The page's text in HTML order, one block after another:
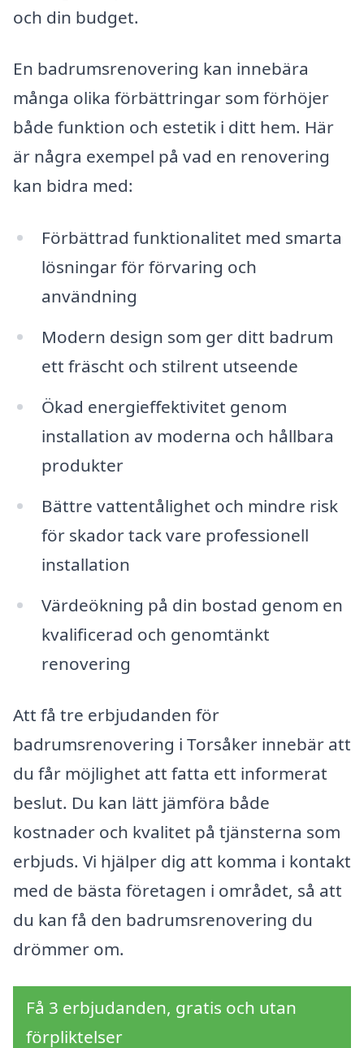
och din budget.
En badrumsrenovering kan innebära
många olika förbättringar som förhöjer
både funktion och estetik i ditt hem. Här
är några exempel på vad en renovering
kan bidra med:
Förbättrad funktionalitet med smarta
lösningar för förvaring och
användning
Modern design som ger ditt badrum
ett fräscht och stilrent utseende
Ökad energieffektivitet genom
installation av moderna och hållbara
produkter
Bättre vattentålighet och mindre risk
för skador tack vare professionell
installation
Värdeökning på din bostad genom en
kvalificerad och genomtänkt
renovering
Att få tre erbjudanden för
badrumsrenovering i Torsåker innebär att
du får möjlighet att fatta ett informerat
beslut. Du kan lätt jämföra både
kostnader och kvalitet på tjänsterna som
erbjuds. Vi hjälper dig att komma i kontakt
med de bästa företagen i området, så att
du kan få den badrumsrenovering du
drömmer om.
Få 3 erbjudanden, gratis och utan
förpliktelser